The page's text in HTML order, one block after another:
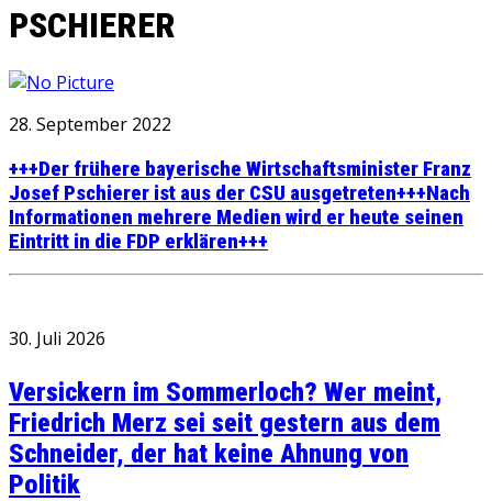
PSCHIERER
28. September 2022
+++Der frühere bayerische Wirtschaftsminister Franz
Josef Pschierer ist aus der CSU ausgetreten+++Nach
Informationen mehrere Medien wird er heute seinen
Eintritt in die FDP erklären+++
30. Juli 2026
Versickern im Sommerloch? Wer meint,
Friedrich Merz sei seit gestern aus dem
Schneider, der hat keine Ahnung von
Politik